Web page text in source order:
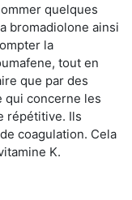
quelques
bromadiolone ainsi
la
tout en
que par des
qui concerne les
répétitive. Ils
coagulation. Cela
K.